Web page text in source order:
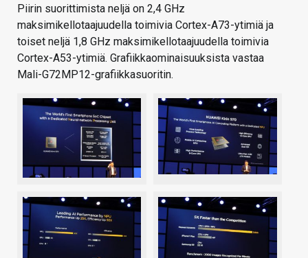
Piirin suorittimista neljä on 2,4 GHz
maksimikellotaajuudella toimivia Cortex-A73-ytimiä ja
toiset neljä 1,8 GHz maksimikellotaajuudella toimivia
Cortex-A53-ytimiä. Grafiikkaominaisuuksista vastaa
Mali-G72MP12-grafiikkasuoritin.